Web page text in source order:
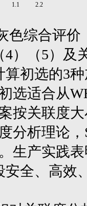
1.1 2.2
色综合评价
）（5）及
初选的3
选适合从
按关联度
分析理论
生产实践
安全、高效